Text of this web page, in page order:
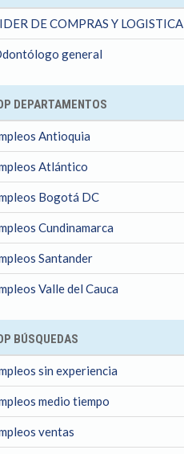
DE COMPRAS Y LOGISTICA
general
DEPARTAMENTOS
Antioquia
Atlántico
Bogotá DC
Cundinamarca
Santander
Valle del Cauca
BÚSQUEDAS
sin experiencia
medio tiempo
ventas